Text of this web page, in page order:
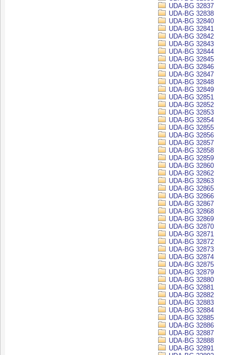
UDA-BG 32837
UDA-BG 32838
UDA-BG 32840
UDA-BG 32841
UDA-BG 32842
UDA-BG 32843
UDA-BG 32844
UDA-BG 32845
UDA-BG 32846
UDA-BG 32847
UDA-BG 32848
UDA-BG 32849
UDA-BG 32851
UDA-BG 32852
UDA-BG 32853
UDA-BG 32854
UDA-BG 32855
UDA-BG 32856
UDA-BG 32857
UDA-BG 32858
UDA-BG 32859
UDA-BG 32860
UDA-BG 32862
UDA-BG 32863
UDA-BG 32865
UDA-BG 32866
UDA-BG 32867
UDA-BG 32868
UDA-BG 32869
UDA-BG 32870
UDA-BG 32871
UDA-BG 32872
UDA-BG 32873
UDA-BG 32874
UDA-BG 32875
UDA-BG 32879
UDA-BG 32880
UDA-BG 32881
UDA-BG 32882
UDA-BG 32883
UDA-BG 32884
UDA-BG 32885
UDA-BG 32886
UDA-BG 32887
UDA-BG 32888
UDA-BG 32891